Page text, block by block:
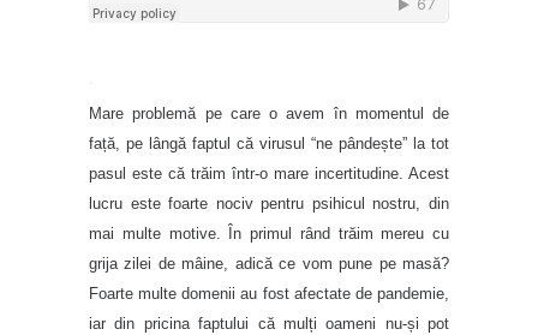
·
Mare problemă pe care o avem în momentul de
față, pe lângă faptul că virusul “ne pândește” la tot
pasul este că trăim într-o mare incertitudine. Acest
lucru este foarte nociv pentru psihicul nostru, din
mai multe motive. În primul rând trăim mereu cu
grija zilei de mâine, adică ce vom pune pe masă?
Foarte multe domenii au fost afectate de pandemie,
iar din pricina faptului că mulți oameni nu-și pot